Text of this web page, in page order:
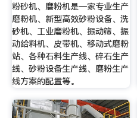
粉砂机、磨粉机是一家专业生产
磨粉机、新型高效砂粉设备、洗
砂机、工业磨粉机、振动筛、振
动给料机、皮带机、移动式磨粉
站、各种石料生产线、碎石生产
线、砂粉设备生产线、磨粉生产
线方案的配置等。